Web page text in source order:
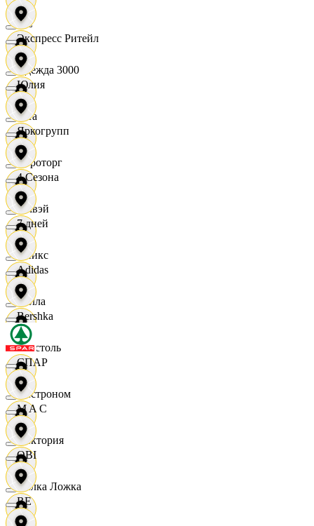
XC
Одежда 3000
Zara
Агроторг
Амвэй
Аникс
Билла
Бристоль
Быстроном
Виктория
Вилка Ложка
Экспресс Ритейл
Юлия
Яркогрупп
4 Сезона
7 дней
Adidas
Bershka
СПАР
M A C
OBI
RE